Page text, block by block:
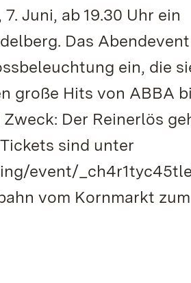
Juni, ab 19.30 Uhr ein
Das
ein, die
große Hits von ABBA
Der Reinerlös
sind unter
event/
vom Kornmarkt